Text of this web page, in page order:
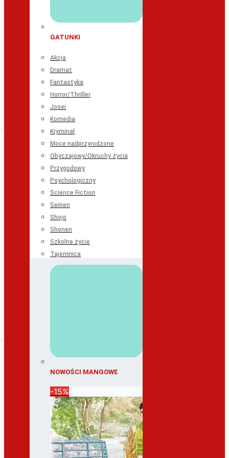
GATUNKI
Akcja
Dramat
Fantastyka
Horror/Thriller
Josei
Komedia
Kryminał
Moce nadprzyrodzone
Obyczajowy/Okruchy życia
Przygodowy
Psychologiczny
Science Fiction
Seinen
Shojo
Shonen
Szkolne życie
Tajemnica
NOWOŚCI MANGOWE
-15%